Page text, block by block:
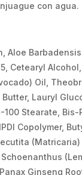
con agua.
Aloe Barbadensis
Cetearyl
Oil,
Butter, Lauryl
100 Stearate, Bis-
Copolymer,
(Matricaria)
Ginseng